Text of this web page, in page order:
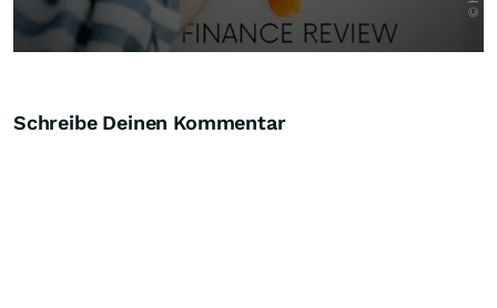
Schreibe Deinen Kommentar